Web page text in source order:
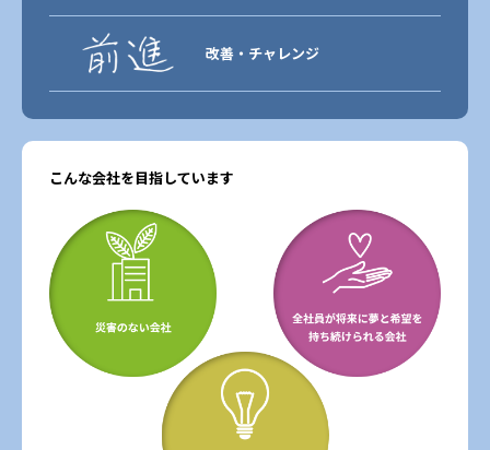
改善・チャレンジ
こんな会社を目指しています